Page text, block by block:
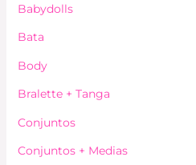
Babydolls
Bata
Body
Bralette + Tanga
Conjuntos
Conjuntos + Medias